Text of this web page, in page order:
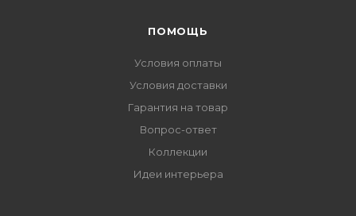
ПОМОЩЬ
Условия оплаты
Условия доставки
Гарантия на товар
Вопрос-ответ
Коллекции
Идеи интерьера